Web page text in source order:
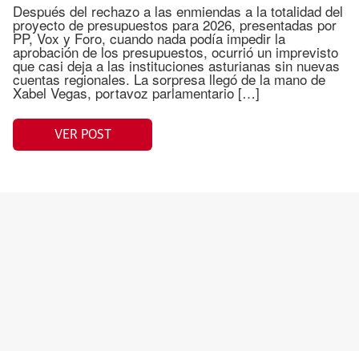
Después del rechazo a las enmiendas a la totalidad del
proyecto de presupuestos para 2026, presentadas por
PP, Vox y Foro, cuando nada podía impedir la
aprobación de los presupuestos, ocurrió un imprevisto
que casi deja a las instituciones asturianas sin nuevas
cuentas regionales. La sorpresa llegó de la mano de
Xabel Vegas, portavoz parlamentario […]
VER POST